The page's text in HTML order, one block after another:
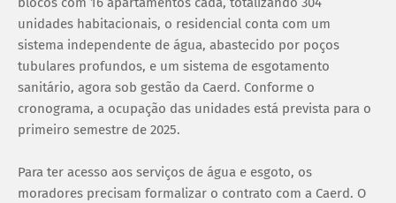
unidades habitacionais, o residencial conta com um
sistema independente de água, abastecido por poços
tubulares profundos, e um sistema de esgotamento
sanitário, agora sob gestão da Caerd. Conforme o
cronograma, a ocupação das unidades está prevista para o
primeiro semestre de 2025.
Para ter acesso aos serviços de água e esgoto, os
moradores precisam formalizar o contrato com a Caerd. O